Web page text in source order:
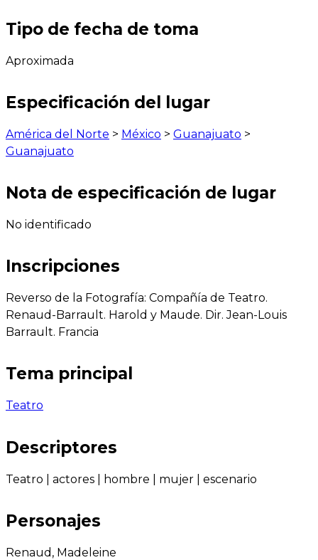
Tipo de fecha de toma
Aproximada
Especificación del lugar
América del Norte > México > Guanajuato >
Guanajuato
Nota de especificación de lugar
No identificado
Inscripciones
Reverso de la Fotografía: Compañía de Teatro.
Renaud-Barrault. Harold y Maude. Dir. Jean-Louis
Barrault. Francia
Tema principal
Teatro
Descriptores
Teatro actores hombre mujer escenario
Personajes
Renaud, Madeleine